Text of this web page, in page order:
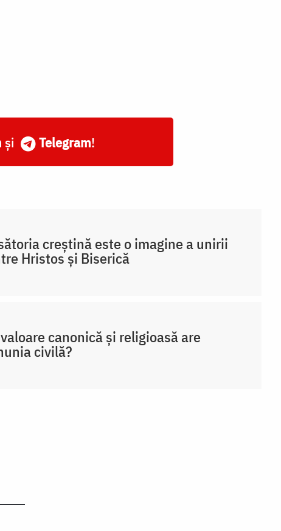
și Telegram!
creștină este o imagine a unirii
Hristos și Biserică
canonică și religioasă are
civilă?